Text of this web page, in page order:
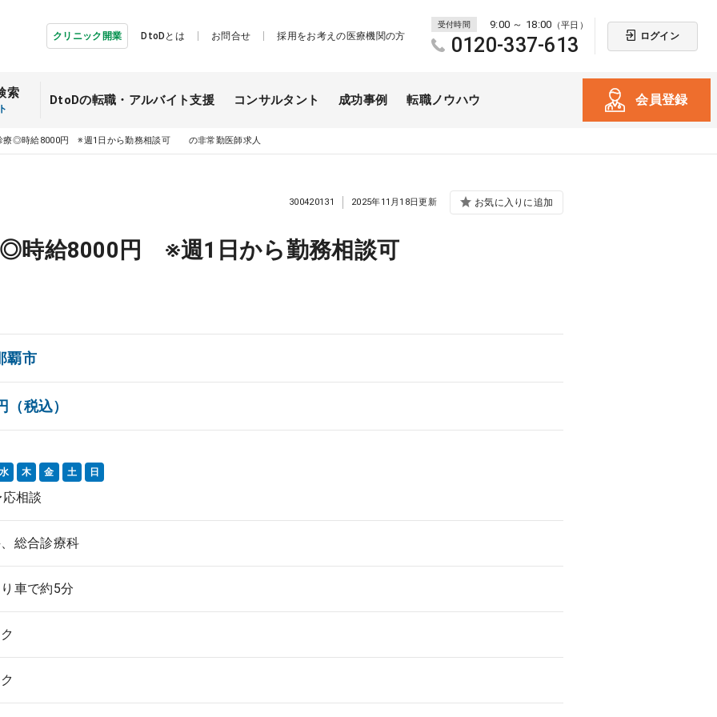
クリニック開業 DtoDとは お問合せ 採用をお考えの医療機関の方
受付時間 9:00 ～ 18:00 （平日）
0120-337-613 ログイン
索 DtoDの転職・ アルバイト支援 コンサルタント 成功事例 転職ノウハウ 会員登録
療◎時給8000円 ※週1日から勤務相談可 の非常勤医師求人
◎時給8000円 ※週1日から勤務相談可
300420131 2025年11月18日更新 お気に入りに追加
覇市
（税込）
木 金 土 日
相談
総合診療科
車で約5分